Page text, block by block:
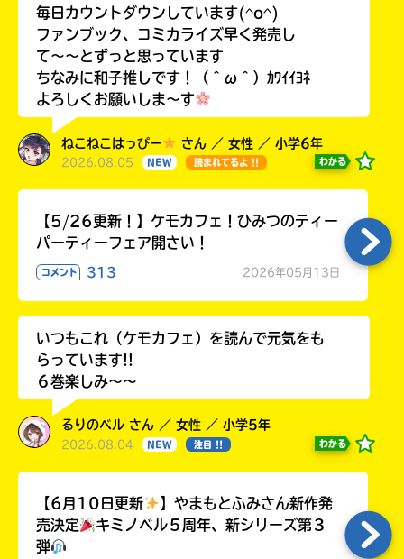
毎日カウントダウンしています(^o^)
ファンブック、コミカライズ早く発売し
て〜〜とずっと思っています
ちなみに和子推しです！（＾ω＾）ｶﾜｲｲﾖﾈ
よろしくお願いしま〜す
ねこねこはっぴー さん ／ 女性 ／ 小学6年
2026.08.05 NEW 読まれてるよ !! わかる
【5/26更新！】ケモカフェ！ひみつのティー
パーティーフェア開さい！
コメント 313 2026年05月13日
いつもこれ（ケモカフェ）を読んで元気をも
らっています!!
６巻楽しみ～～
るりのベル さん ／ 女性 ／ 小学5年
2026.08.04 NEW 注目 !! わかる
【6月10日更新
】やまもとふみさん新作発
売決定
キミノベル５周年、新シリーズ第３
弾